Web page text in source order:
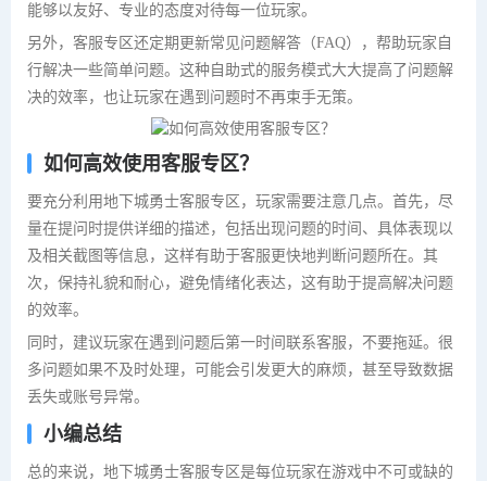
能够以友好、专业的态度对待每一位玩家。
另外，客服专区还定期更新常见问题解答（FAQ），帮助玩家自
行解决一些简单问题。这种自助式的服务模式大大提高了问题解
决的效率，也让玩家在遇到问题时不再束手无策。
如何高效使用客服专区？
要充分利用地下城勇士客服专区，玩家需要注意几点。首先，尽
量在提问时提供详细的描述，包括出现问题的时间、具体表现以
及相关截图等信息，这样有助于客服更快地判断问题所在。其
次，保持礼貌和耐心，避免情绪化表达，这有助于提高解决问题
的效率。
同时，建议玩家在遇到问题后第一时间联系客服，不要拖延。很
多问题如果不及时处理，可能会引发更大的麻烦，甚至导致数据
丢失或账号异常。
小编总结
总的来说，地下城勇士客服专区是每位玩家在游戏中不可或缺的